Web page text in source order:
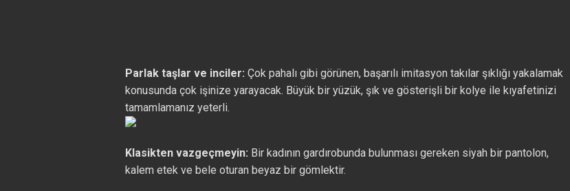
Parlak taşlar ve inciler: Çok pahalı gibi görünen, başarılı imitasyon takılar şıklığı yakalamak
konusunda çok işinize yarayacak. Büyük bir yüzük, şık ve gösterişli bir kolye ile kıyafetinizi
tamamlamanız yeterli.
Klasikten vazgeçmeyin: Bir kadının gardırobunda bulunması gereken siyah bir pantolon,
kalem etek ve bele oturan beyaz bir gömlektir.